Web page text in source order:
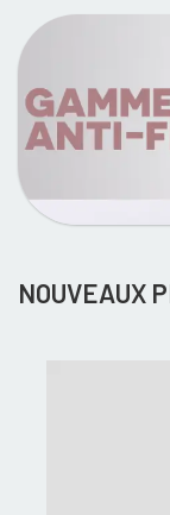
NOUVEAUX